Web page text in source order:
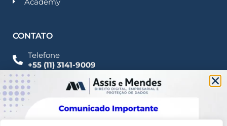
CONTATO
Telefone
+55 (11) 3141-9009
Imprensa
Fale Conosco
contato@assisemendes.com.br
Alameda Santos, 1165 Paulista - CEP 01419-001 -